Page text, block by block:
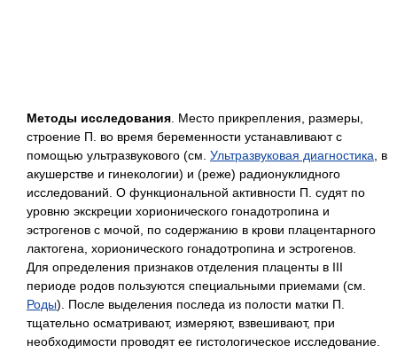
Методы исследования . Место прикрепления, размеры,
строение П. во время беременности устанавливают с
помощью ультразвукового (см. Ультразвуковая диагностика , в
акушерстве и гинекологии) и (реже) радионуклидного
исследований. О функциональной активности П. судят по
уровню экскреции хорионического гонадотропина и
эстрогенов с мочой, по содержанию в крови плацентарного
лактогена, хорионического гонадотропина и эстрогенов.
Для определения признаков отделения плаценты в III
периоде родов пользуются специальными приемами (см.
Роды). После выделения последа из полости матки П.
тщательно осматривают, измеряют, взвешивают, при
необходимости проводят ее гистологическое исследование.